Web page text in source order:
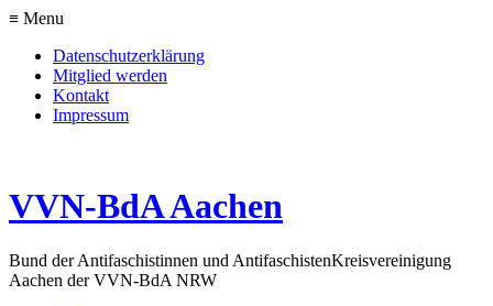
≡ Menu
Datenschutzerklärung
Mitglied werden
Kontakt
Impressum
VVN-BdA Aachen
Bund der Antifaschistinnen und AntifaschistenKreisvereinigung
Aachen der VVN-BdA NRW